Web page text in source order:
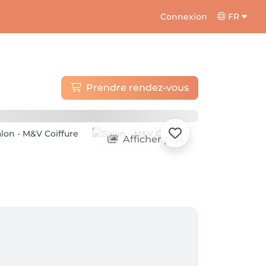
Connexion FR
Prendre rendez-vous
Afficher plus